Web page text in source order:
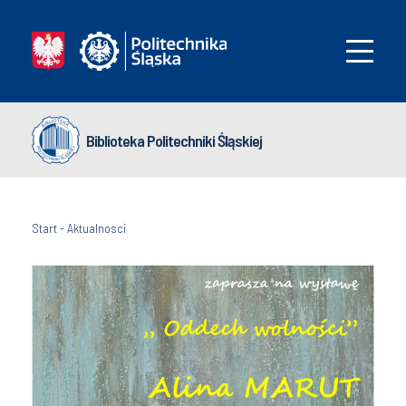
Biblioteka Politechniki Śląskiej
Start-Aktualnosci